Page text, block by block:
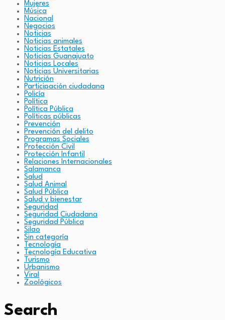
Mujeres
Música
Nacional
Negocios
Noticias
Noticias animales
Noticias Estatales
Noticias Guanajuato
Noticias Locales
Noticias Universitarias
Nutrición
Participación ciudadana
Policía
Política
Política Pública
Políticas públicas
Prevención
Prevención del delito
Programas Sociales
Protección Civil
Protección Infantil
Relaciones Internacionales
Salamanca
Salud
Salud Animal
Salud Pública
Salud y bienestar
Seguridad
Seguridad Ciudadana
Seguridad Pública
Silao
Sin categoría
Tecnología
Tecnología Educativa
Turismo
Urbanismo
Viral
Zoológicos
Search